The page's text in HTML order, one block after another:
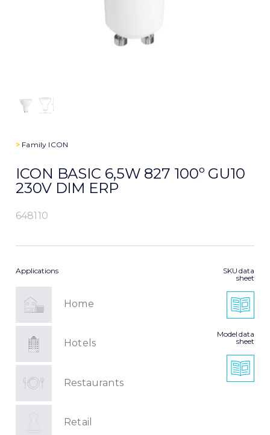
> Family ICON
ICON BASIC 6,5W 827 100º GU10
230V DIM ERP
648110
Applications
Home
Hotels
Restaurants
Retail
SKU data
sheet
Model data
sheet